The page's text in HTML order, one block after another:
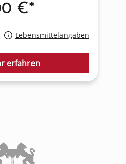
Lebensmittelangaben
€*
erfahren